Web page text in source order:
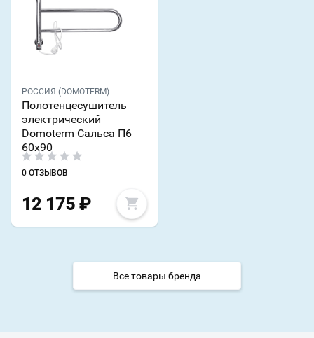
РОССИЯ (DOMOTERM)
Полотенцесушитель
электрический
Domoterm Сальса П6
60x90
0 ОТЗЫВОВ
12 175 ₽
Все товары бренда